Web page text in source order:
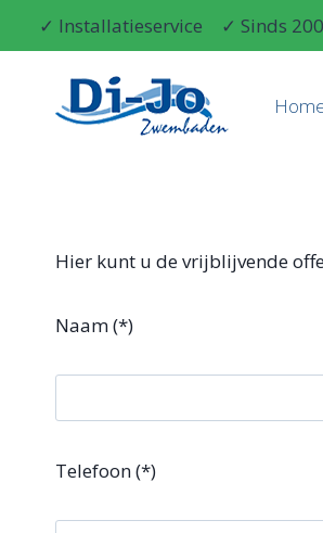
Doorgaan✓ Installatieservice ✓ Sinds
Hier kunt u de vrijblijvende
Naam (*)
Telefoon (*)